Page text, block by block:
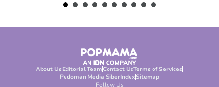
About UsEditorial TeamContact UsTerms of Services
Pedoman Media SiberIndexSitemap
Follow Us